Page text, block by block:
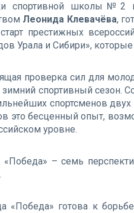
спортивной школы№2
Леонида Клевачёва,
престижных
Урала и Сибири»,
проверка сил для
спортивный сезон.
спортсменов
это бесценный опыт,
уровне.
– семь
«Победа» готова к